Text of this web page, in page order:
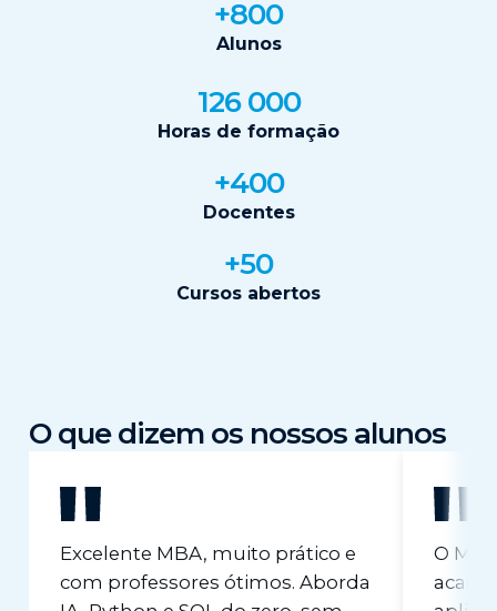
+800
Alunos
126 000
Horas de formação
+400
Docentes
+50
Cursos abertos
O que dizem os nossos alunos
Excelente MBA, muito prático e
com professores ótimos. Aborda
O